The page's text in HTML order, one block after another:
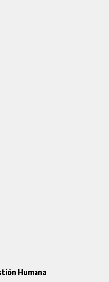
Humana